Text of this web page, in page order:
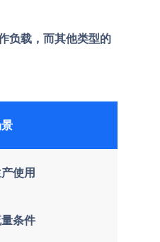
负载，而其他类型的
使用
条件